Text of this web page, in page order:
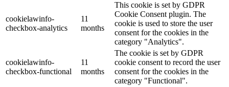
cookielawinfo-
checkbox-analytics
11
months
This cookie is set by GDPR
Cookie Consent plugin. The
cookie is used to store the user
consent for the cookies in the
category "Analytics".
cookielawinfo-
checkbox-functional
11
months
The cookie is set by GDPR
cookie consent to record the user
consent for the cookies in the
category "Functional".